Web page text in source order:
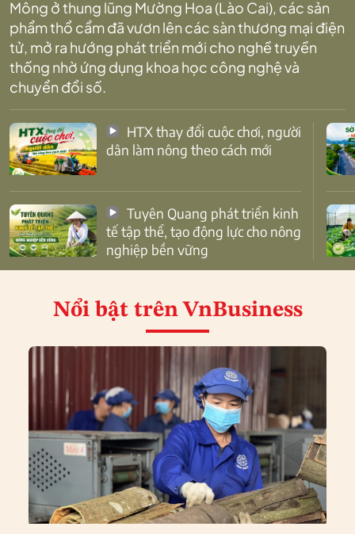
Mông ở thung lũng Mường Hoa (Lào Cai), các sản
phẩm thổ cẩm đã vươn lên các sàn thương mại điện
tử, mở ra hướng phát triển mới cho nghề truyền
thống nhờ ứng dụng khoa học công nghệ và
chuyển đổi số.
dân làm nông theo cách mới
tế tập thể, tạo động lực cho nông
nghiệp bền vững
Nổi bật trên VnBusiness